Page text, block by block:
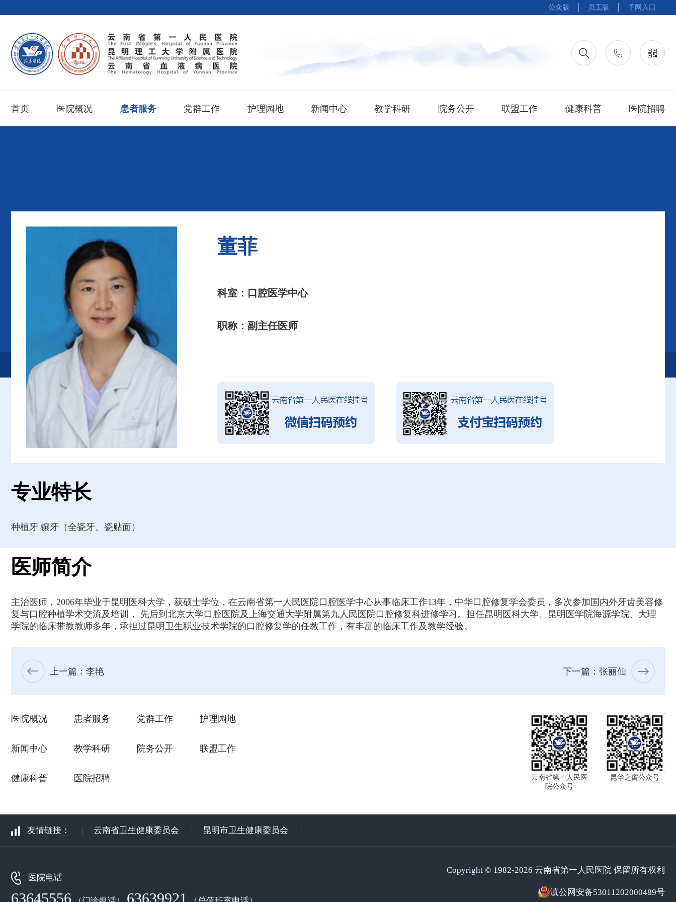
公众版 员工版 子网入口
首页 医院概况 患者服务 党群工作 护理园地 新闻中心 教学科研 院务公开 联盟工作 健康科普 医院招聘
患者服务 就诊服务 专家介绍 口腔医学中心
董菲
科室：口腔医学中心
职称：副主任医师
专业特长
种植牙 镶牙（全瓷牙、瓷贴面）
医师简介
主治医师，2006年毕业于昆明医科大学，获硕士学位，在云南省第一人民医院口腔医学中心从事临床工作13年，中华口腔修复学会委员，多次参加国内外牙齿美容修
复与口腔种植学术交流及培训， 先后到北京大学口腔医院及上海交通大学附属第九人民医院口腔修复科进修学习。担任昆明医科大学、昆明医学院海源学院、大理
学院的临床带教教师多年，承担过昆明卫生职业技术学院的口腔修复学的任教工作，有丰富的临床工作及教学经验。
上一篇：李艳 下一篇：张丽仙
医院概况 患者服务 党群工作 护理园地
新闻中心 教学科研 院务公开 联盟工作
健康科普 医院招聘
云南省第一人民医
院公众号
昆华之窗公众号
友情链接： | 云南省卫生健康委员会 | 昆明市卫生健康委员会 |
医院电话
63645556 63639921
Copyright © 1982-2026 云南省第一人民医院 保留所有权利
滇公网安备53011202000489号